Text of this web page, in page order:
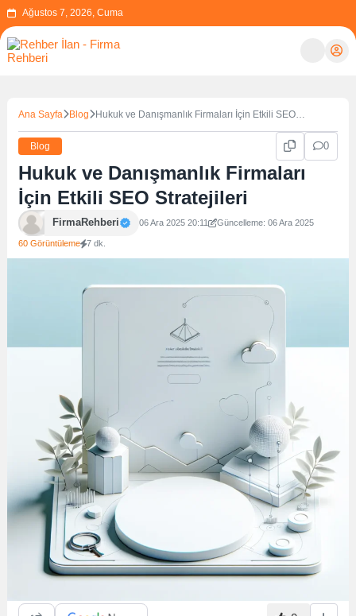
Ağustos 7, 2026, Cuma
Ana Sayfa Blog
Hukuk ve Danışmanlık Firmaları İçin Etkili SEO
Blog
0
Hukuk ve Danışmanlık Firmaları
İçin Etkili SEO Stratejileri
FirmaRehberi 06 Ara 2025 20:11 Güncelleme: 06 Ara 2025
60 Görüntüleme 7 dk.